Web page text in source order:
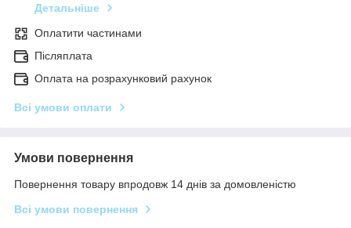
Детальніше
Оплатити частинами
Післяплата
Оплата на розрахунковий рахунок
Всі умови оплати
Умови повернення
Повернення товару впродовж 14 днів за домовленістю
Всі умови повернення